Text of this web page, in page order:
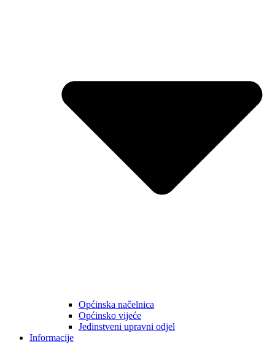
Općinska načelnica
Općinsko vijeće
Jedinstveni upravni odjel
Informacije